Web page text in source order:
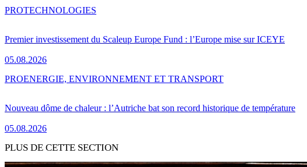
Premier investissement du Scaleup Europe Fund : l’Europe mise sur ICEYE
05.08.2026
PROTECHNOLOGIES
Nouveau dôme de chaleur : l’Autriche bat son record historique de température
05.08.2026
PROENERGIE, ENVIRONNEMENT ET TRANSPORT
PLUS DE CETTE SECTION